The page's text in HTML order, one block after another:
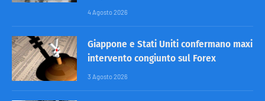
4 Agosto 2026
Giappone e Stati Uniti confermano maxi
intervento congiunto sul Forex
3 Agosto 2026